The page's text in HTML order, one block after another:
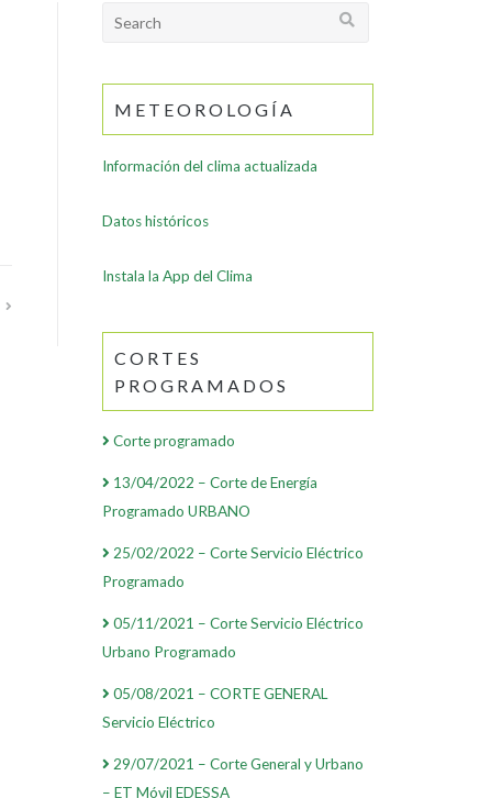
de
Search
METEOROLOGÍA
Información del clima actualizada
Datos históricos
Instala la App del Clima
CORTES
PROGRAMADOS
Corte programado
13/04/2022 – Corte de Energía
Programado URBANO
25/02/2022 – Corte Servicio Eléctrico
Programado
05/11/2021 – Corte Servicio Eléctrico
Urbano Programado
05/08/2021 – CORTE GENERAL
Servicio Eléctrico
29/07/2021 – Corte General y Urbano
– ET Móvil EDESSA